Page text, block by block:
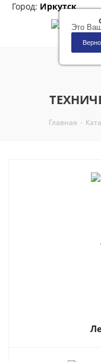
Это
Верно
Город: Иркутск
Главная -